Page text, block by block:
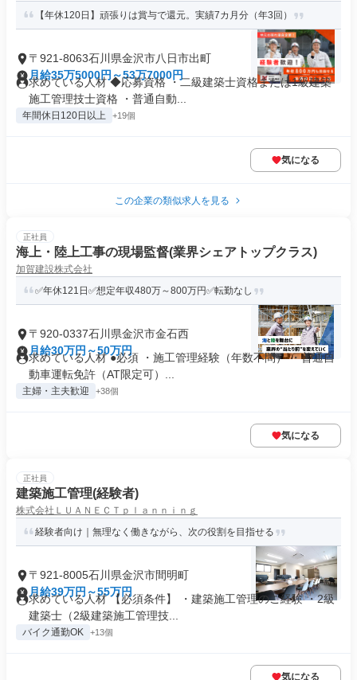
【年休120日】頑張りは賞与で還元。実績7カ月分（年3回）
〒921-8063石川県金沢市八日市出町
月給35万5000円～53万7000円
求めている人材 ◆応募資格 ・二級建築士資格または1級建築
施工管理技士資格 ・普通自動...
年間休日120日以上 +19個
気になる
この企業の類似求人を見る
正社員
海上・陸上工事の現場監督(業界シェアトップクラス)
加賀建設株式会社
✅年休121日✅想定年収480万～800万円✅転勤なし
〒920-0337石川県金沢市金石西
月給30万円～50万円
求めている人材 ●必須 ・施工管理経験（年数不問） ・普通自
動車運転免許（AT限定可）...
主婦・主夫歓迎 +38個
気になる
正社員
建築施工管理(経験者)
株式会社ＬＵＡＮＥＣＴｐｌａｎｎｉｎｇ
経験者向け｜無理なく働きながら、次の役割を目指せる
〒921-8005石川県金沢市間明町
月給39万円～55万円
求めている人材 【必須条件】 ・建築施工管理のご経験 ・2級
建築⼠（2級建築施⼯管理技...
バイク通勤OK +13個
気になる